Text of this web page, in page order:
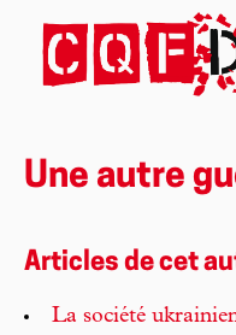
Une autre
Articles de cet
La société